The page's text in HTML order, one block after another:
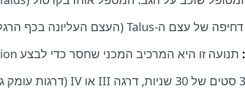
דחיפה של עצם ה-Talus (העצם העליונה בכף הרגל) לכיוון
תנועה זו היא המרכיב המכני שחסר כדי לבצע Dorsiflexion מלא.